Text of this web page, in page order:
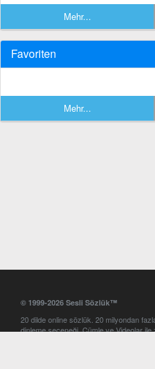
Mehr...
Favoriten
Mehr...
© 1999-2026 Sesli Sözlük™
20 dilde online sözlük. 20 milyondan
dinleme seçeneği. Cümle ve Videolar